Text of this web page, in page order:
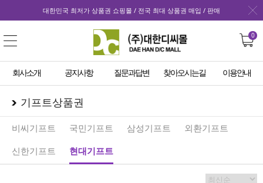
대한민국 최저가 상품권 쇼핑몰 / 전국 최대 상품권 매입 / 판매
0
회사소개 공지사항 질문과답변 찾아오시는길 이용안내
기프트상품권
비씨기프트 국민기프트 삼성기프트
외환기프트
신한기프트
현대기프트